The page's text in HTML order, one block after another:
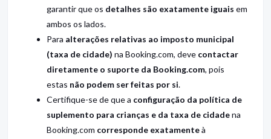
garantir que os detalhes são exatamente iguais em
ambos os lados.
Para alterações relativas ao imposto municipal
(taxa de cidade) na Booking.com, deve contactar
diretamente o suporte da Booking.com, pois
estas não podem ser feitas por si.
Certifique-se de que a configuração da política de
suplemento para crianças e da taxa de cidadena
Booking.com corresponde exatamenteà